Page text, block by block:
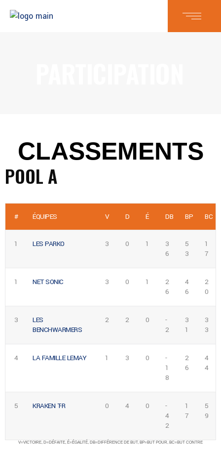
CLASSEMENTS
POOL A
# ÉQUIPES V D É DB BP BC
1 LES PARKO 3 0 1
3
6
5
3
1
7
1 NET SONIC 3 0 1
2
6
4
6
2
0
3
LES
BENCHWARMERS
2 2 0
-
2
3
1
3
3
4 LA FAMILLE LEMAY 1 3 0
-
1
8
2
6
4
4
5 KRAKEN T-R 0 4 0
-
4
2
1
7
5
9
V=VICTOIRE, D=DÉFAITE, É=ÉGALITÉ, DB=DIFFÉRENCE DE BUT, BP=BUT POUR, BC=BUT CONTRE